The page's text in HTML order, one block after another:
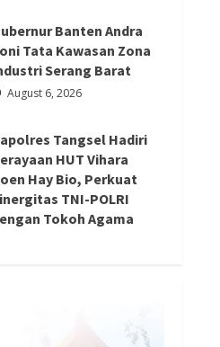
Banten Andra
Tata Kawasan Zona
Serang Barat
August 6, 2026
Tangsel Hadiri
HUT Vihara
Hay Bio, Perkuat
TNI-POLRI
Tokoh Agama